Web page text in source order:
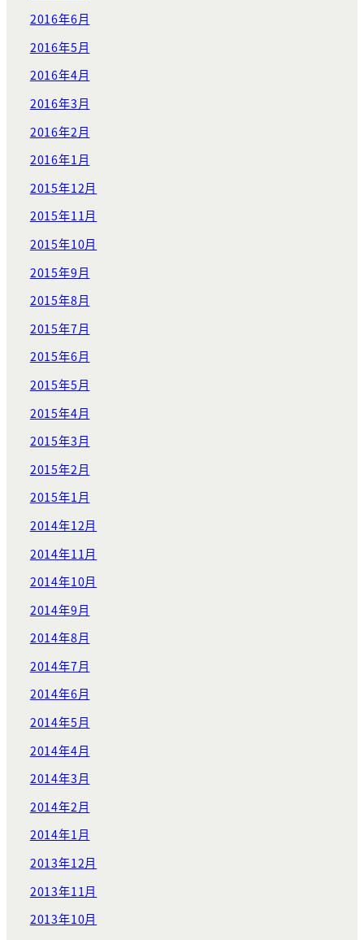
2016年6月
2016年5月
2016年4月
2016年3月
2016年2月
2016年1月
2015年12月
2015年11月
2015年10月
2015年9月
2015年8月
2015年7月
2015年6月
2015年5月
2015年4月
2015年3月
2015年2月
2015年1月
2014年12月
2014年11月
2014年10月
2014年9月
2014年8月
2014年7月
2014年6月
2014年5月
2014年4月
2014年3月
2014年2月
2014年1月
2013年12月
2013年11月
2013年10月